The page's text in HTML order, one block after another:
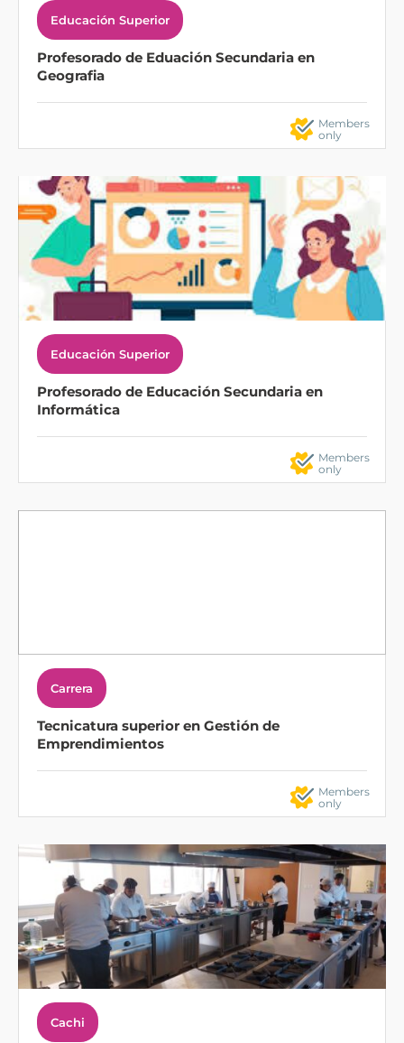
Educación Superior
Profesorado de Eduación Secundaria en
Geografia
Members
only
Educación Superior
Profesorado de Educación Secundaria en
Informática
Members
only
Carrera
Tecnicatura superior en Gestión de
Emprendimientos
Members
only
Cachi